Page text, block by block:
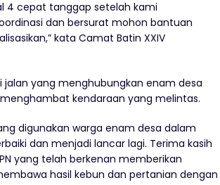
4 cepat tanggap setelah kami
dan bersurat mohon bantuan
kata Camat Batin XXIV
jalan yang menghubungkan enam desa
kendaraan yang melintas.
digunakan warga enam desa dalam
dan menjadi lancar lagi. Terima kasih
yang telah berkenan memberikan
hasil kebun dan pertanian dengan